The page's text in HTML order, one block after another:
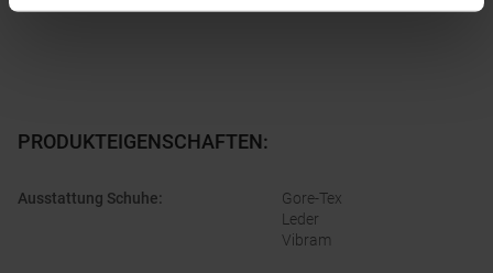
PRODUKTEIGENSCHAFTEN:
Ausstattung Schuhe:
Gore-Tex
Leder
Vibram